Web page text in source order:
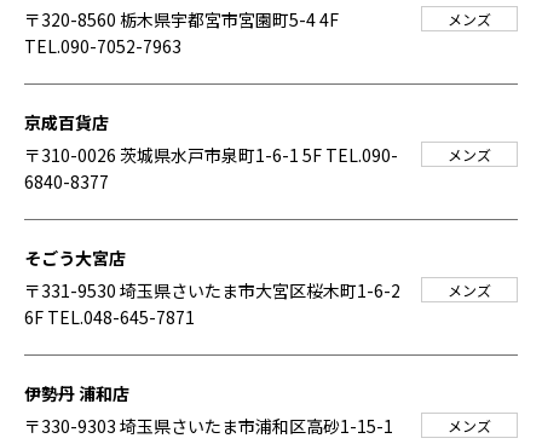
〒320-8560 栃木県宇都宮市宮園町5-4 4F
TEL.090-7052-7963
メンズ
京成百貨店
〒310-0026 茨城県水戸市泉町1-6-1 5F TEL.090-
6840-8377
メンズ
そごう大宮店
〒331-9530 埼玉県さいたま市大宮区桜木町1-6-2
6F TEL.048-645-7871
メンズ
伊勢丹 浦和店
〒330-9303 埼玉県さいたま市浦和区高砂1-15-1
メンズ